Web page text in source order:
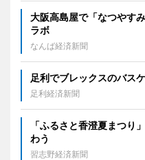
大阪高島屋で「なつやす
ラボ
なんば経済新聞
足利でブレックスのバス
足利経済新聞
「ふるさと香澄夏まつ
わう
習志野経済新聞